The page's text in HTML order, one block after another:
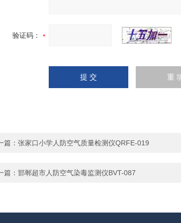
验证码：
篇： 张家口小学人防空气质量检测仪QRFE-019
篇： 邯郸超市人防空气染毒监测仪BVT-087